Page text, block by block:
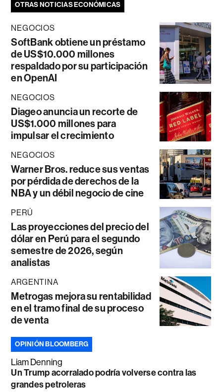
OTRAS NOTICIAS ECONÓMICAS
NEGOCIOS
SoftBank obtiene un préstamo
de US$10.000 millones
respaldado por su participación
en OpenAI
NEGOCIOS
Diageo anuncia un recorte de
US$1.000 millones para
impulsar el crecimiento
NEGOCIOS
Warner Bros. reduce sus ventas
por pérdida de derechos de la
NBA y un débil negocio de cine
PERÚ
Las proyecciones del precio del
dólar en Perú para el segundo
semestre de 2026, según
analistas
ARGENTINA
Metrogas mejora su rentabilidad
en el tramo final de su proceso
de venta
OPINIÓN BLOOMBERG
Liam Denning
Un Trump acorralado podría volverse contra las
grandes petroleras